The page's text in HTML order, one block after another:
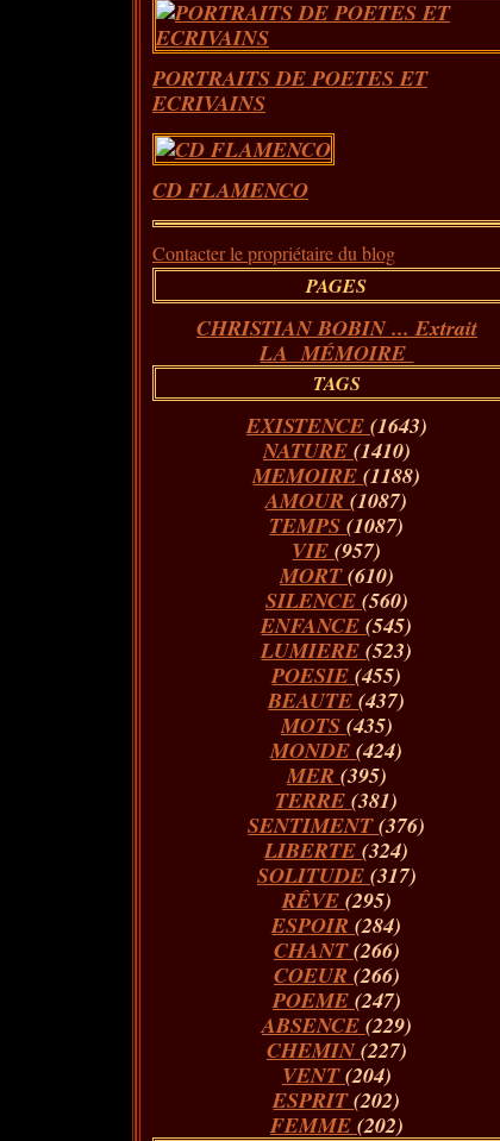
PORTRAITS DE POETES ET
ECRIVAINS
CD FLAMENCO
Contacter le propriétaire du blog
PAGES
CHRISTIAN BOBIN ... Extrait
LA MÉMOIRE
TAGS
EXISTENCE (1643)
NATURE (1410)
MEMOIRE(1188)
AMOUR(1087)
TEMPS(1087)
VIE(957)
MORT(610)
SILENCE (560)
ENFANCE(545)
LUMIERE(523)
POESIE(455)
BEAUTE(437)
MOTS (435)
MONDE(424)
MER (395)
TERRE(381)
SENTIMENT(376)
LIBERTE(324)
SOLITUDE (317)
RÊVE (295)
ESPOIR(284)
CHANT(266)
COEUR (266)
POEME (247)
ABSENCE (229)
CHEMIN(227)
VENT(204)
ESPRIT(202)
FEMME (202)